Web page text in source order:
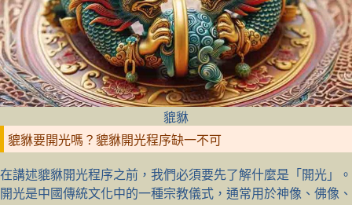
貔貅
貔貅要開光嗎？貔貅開光程序缺一不可
在講述貔貅開光程序之前，我們必須要先了解什麼是「開光」。
開光是中國傳統文化中的一種宗教儀式，通常用於神像、佛像、